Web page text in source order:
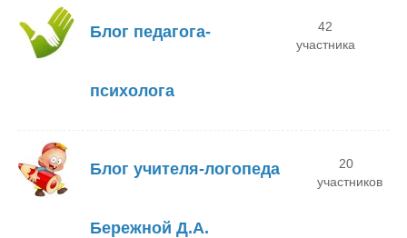
Блог педагога-
психолога
42
участника
Блог учителя-логопеда
Бережной Д.А.
20
участников